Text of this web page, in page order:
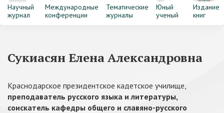
Научный
журнал
Международные
конференции
Тематические
журналы
Юный
ученый
Издание
книг
Сукиасян Елена Александровна
Краснодарское президентское кадетское училище,
преподаватель русского языка и литературы,
соискатель кафедры общего и славяно-русского